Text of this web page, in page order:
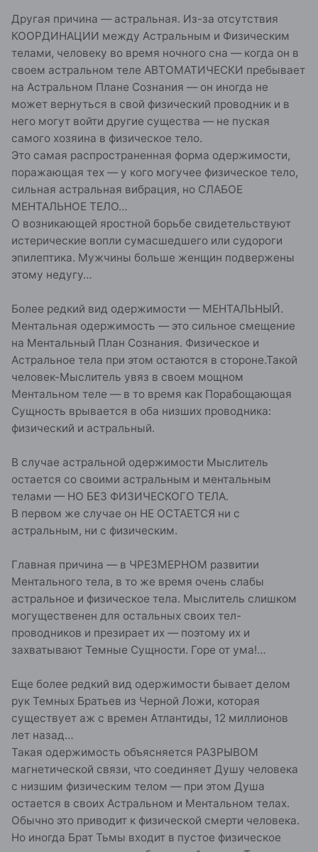
Другая причина — астральная. Из-за отсутствия
КООРДИНАЦИИ между Астральным и Физическим
телами, человеку во время ночного сна — когда он в
своем астральном теле АВТОМАТИЧЕСКИ пребывает
на Астральном Плане Сознания — он иногда не
может вернуться в свой физический проводник и в
него могут войти другие существа — не пуская
самого хозяина в физическое тело.
Это самая распространенная форма одержимости,
поражающая тех — у кого могучее физическое тело,
сильная астральная вибрация, но СЛАБОЕ
МЕНТАЛЬНОЕ ТЕЛО…
О возникающей яростной борьбе свидетельствуют
истерические вопли сумасшедшего или судороги
эпилептика. Мужчины больше женщин подвержены
этому недугу…
Более редкий вид одержимости — МЕНТАЛЬНЫЙ.
Ментальная одержимость — это сильное смещение
на Ментальный План Сознания. Физическое и
Астральное тела при этом остаются в стороне.Такой
человек-Мыслитель увяз в своем мощном
Ментальном теле — в то время как Порабощающая
Сущность врывается в оба низших проводника:
физический и астральный.
В случае астральной одержимости Мыслитель
остается со своими астральным и ментальным
телами — НО БЕЗ ФИЗИЧЕСКОГО ТЕЛА.
В первом же случае он НЕ ОСТАЕТСЯ ни с
астральным, ни с физическим.
Главная причина — в ЧРЕЗМЕРНОМ развитии
Ментального тела, в то же время очень слабы
астральное и физическое тела. Мыслитель слишком
могущественен для остальных своих тел-
проводников и презирает их — поэтому их и
захватывают Темные Сущности. Горе от ума!…
Еще более редкий вид одержимости бывает делом
рук Темных Братьев из Черной Ложи, которая
существует аж с времен Атлантиды, 12 миллионов
лет назад…
Такая одержимость объясняется РАЗРЫВОМ
магнетической связи, что соединяет Душу человека
с низшим физическим телом — при этом Душа
остается в своих Астральном и Ментальном телах.
Обычно это приводит к физической смерти человека.
Но иногда Брат Тьмы входит в пустое физическое